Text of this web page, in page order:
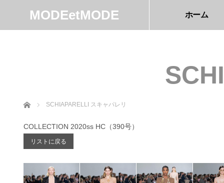
MODEetMODE ホーム
ホーム SCHIAPARELLI スキャパレリ
COLLECTION 2020ss HC（390号）
リストに戻る